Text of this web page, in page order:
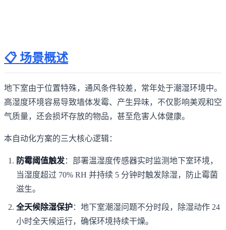
📋 场景概述
地下室由于位置特殊，通风条件较差，常年处于潮湿环境中。
高湿度环境容易导致墙体发霉、产生异味，不仅影响美观和空
气质量，还会损坏存放的物品，甚至危害人体健康。
本自动化方案的三大核心逻辑：
防霉阈值触发：部署温湿度传感器实时监测地下室环境，
当湿度超过 70% RH 并持续 5 分钟时触发除湿，防止霉菌
滋生。
全天候除湿保护：地下室潮湿问题不分时段，除湿动作 24
小时全天候运行，确保环境持续干燥。